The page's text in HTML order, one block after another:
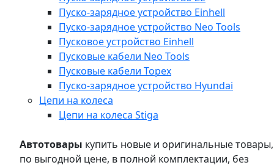
Пуско-зарядное устройство Einhell
Пуско-зарядное устройство Neo Tools
Пусковое устройство Einhell
Пусковые кабели Neo Tools
Пусковые кабели Topex
Пуско-зарядное устройство Hyundai
Цепи на колеса
Цепи на колеса Stiga
Автотовары купить новые и оригинальные товары,
по выгодной цене, в полной комплектации, без